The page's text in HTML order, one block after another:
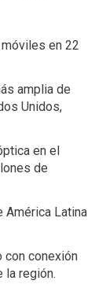
en 22
amplia de
Unidos,
en el
de
Latina
con conexión
la región.